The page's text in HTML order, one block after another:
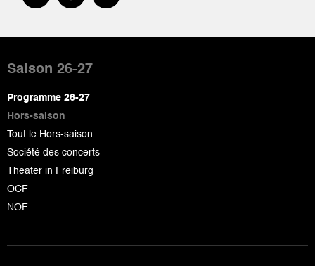
de
page
Saison 26-27
Programme 26-27
Hors-saison
Tout le Hors-saison
Société des concerts
Theater in Freiburg
OCF
NOF